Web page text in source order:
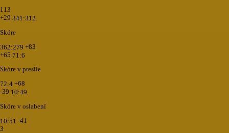
113
+29 341:312
Skóre
362:279 +83
+65 71:6
Skóre v presile
72:4 +68
-39 10:49
Skóre v oslabení
10:51 -41
3